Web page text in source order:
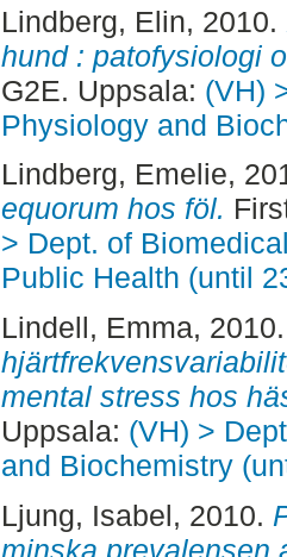
Lindberg, Elin, 2010.
hund : patofysiologi
G2E. Uppsala: (VH)
Physiology and
Lindberg, Emelie,
equorum hos föl.
> Dept. of
Public Health (until
Lindell, Emma,
mental stress hos
Uppsala: (VH) >
and Biochemistry
Ljung, Isabel, 2010.
minska prevalensen